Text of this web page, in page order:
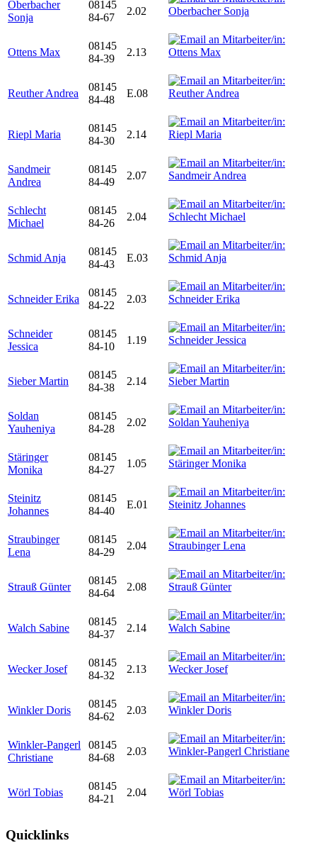
Oberbacher
Sonja
08145
84-67
2.02
Ottens Max
08145
84-39
2.13
Reuther Andrea
08145
84-48
E.08
Riepl Maria
08145
84-30
2.14
Sandmeir
Andrea
08145
84-49
2.07
Schlecht
Michael
08145
84-26
2.04
Schmid Anja
08145
84-43
E.03
Schneider Erika
08145
84-22
2.03
Schneider
Jessica
08145
84-10
1.19
Sieber Martin
08145
84-38
2.14
Soldan
Yauheniya
08145
84-28
2.02
Stäringer
Monika
08145
84-27
1.05
Steinitz
Johannes
08145
84-40
E.01
Straubinger
Lena
08145
84-29
2.04
Strauß Günter
08145
84-64
2.08
Walch Sabine
08145
84-37
2.14
Wecker Josef
08145
84-32
2.13
Winkler Doris
08145
84-62
2.03
Winkler-Pangerl
Christiane
08145
84-68
2.03
Wörl Tobias
08145
84-21
2.04
Quicklinks